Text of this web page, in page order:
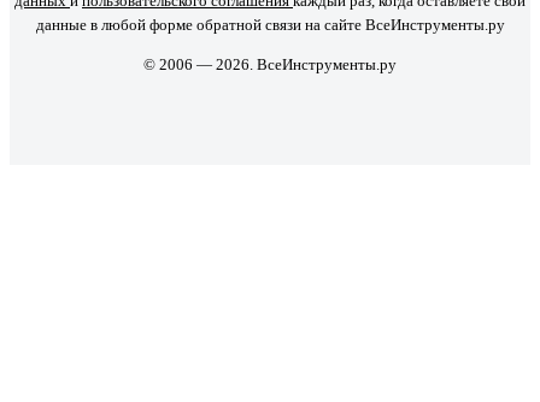
данные в любой форме обратной связи на сайте ВсеИнструменты.ру
© 2006 — 2026. ВсеИнструменты.ру